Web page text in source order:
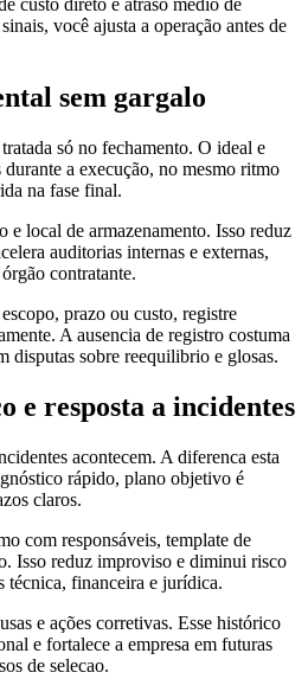
custo direto e atraso medio de
você ajusta a operação antes de
sem gargalo
só no fechamento. O ideal e
a execução, no mesmo ritmo
na fase final.
e local de armazenamento. Isso reduz
auditorias internas e externas,
contratante.
prazo ou custo, registre
A ausencia de registro costuma
disputas sobre reequilibrio e glosas.
e resposta a incidentes
acontecem. A diferenca esta
rápido, plano objetivo é
claros.
com responsáveis, template de
Isso reduz improviso e diminui risco
técnica, financeira e jurídica.
e ações corretivas. Esse histórico
e fortalece a empresa em futuras
de selecao.